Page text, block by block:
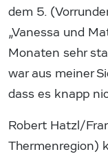
dem 5.
„Vanessa und
Monaten sehr
war aus meiner
dass es knapp
Robert Hatzl/
Thermenregion)